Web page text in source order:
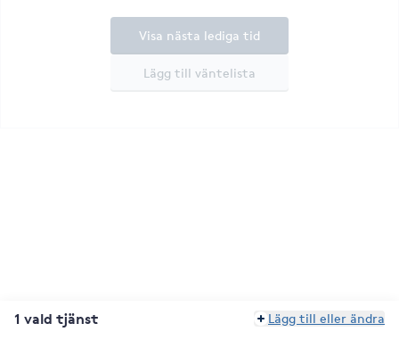
Lägg till väntelista
Visa nästa lediga tid
1 vald tjänst Lägg till eller ändra